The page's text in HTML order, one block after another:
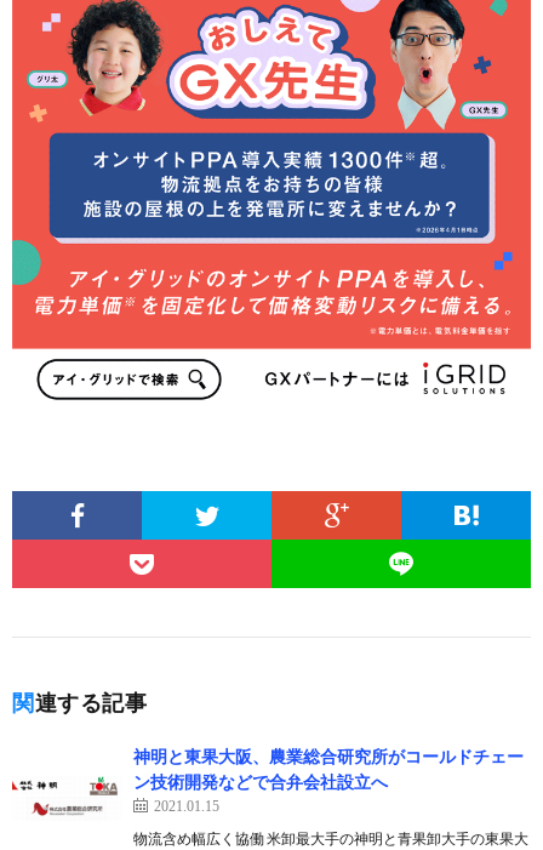
関連する記事
神明と東果大阪、農業総合研究所がコールドチェー
ン技術開発などで合弁会社設立へ
2021.01.15
物流含め幅広く協働 米卸最大手の神明と青果卸大手の東果大